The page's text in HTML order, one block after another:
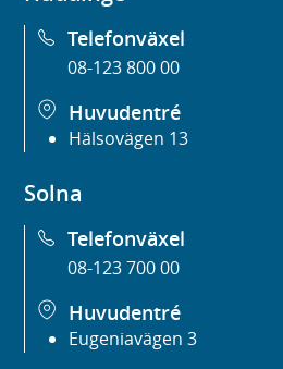
Telefonväxel
08-123 800 00
Huvudentré
Hälsovägen 13
Solna
Telefonväxel
08-123 700 00
Huvudentré
Eugeniavägen 3